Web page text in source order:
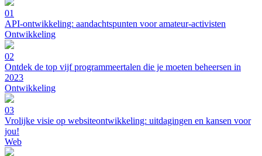
01
API-ontwikkeling: aandachtspunten voor amateur-activisten
Ontwikkeling
02
Ontdek de top vijf programmeertalen die je moeten beheersen in
2023
Ontwikkeling
03
Vrolijke visie op websiteontwikkeling: uitdagingen en kansen voor
jou!
Web